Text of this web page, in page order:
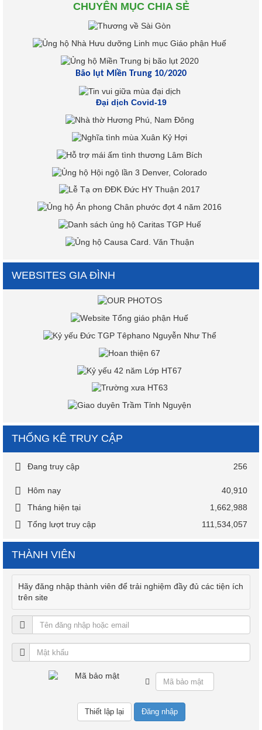
CHUYÊN MỤC CHIA SẺ
Bão lụt Miền Trung 10/2020
Đại dịch Covid-19
WEBSITES GIA ĐÌNH
THỐNG KÊ TRUY CẬP
Đang truy cập 256
Hôm nay
40,910
Tháng hiện tại
1,662,988
Tổng lượt truy cập
111,534,057
THÀNH VIÊN
Hãy đăng nhập thành viên để trải nghiệm đầy đủ các tiện ích
trên site
Đăng nhập